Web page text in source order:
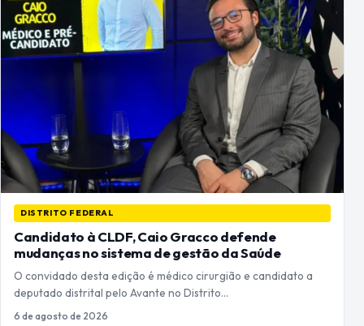
DISTRITO FEDERAL
Candidato à CLDF, Caio Gracco defende
mudanças no sistema de gestão da Saúde
O convidado desta edição é médico cirurgião e candidato a
deputado distrital pelo Avante no Distrito…
6 de agosto de 2026